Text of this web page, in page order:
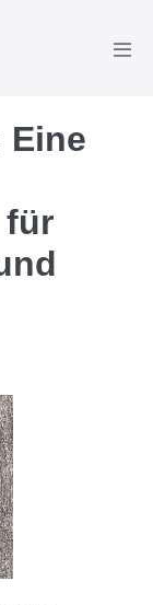
Eine
für